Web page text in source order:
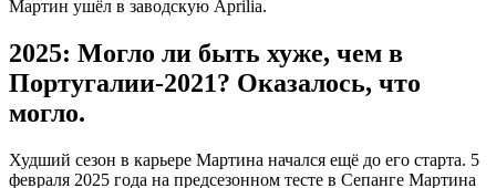
Мартин ушёл в заводскую Aprilia.
2025: Могло ли быть хуже, чем в
Португалии-2021? Оказалось, что
могло.
Худший сезон в карьере Мартина начался ещё до его старта. 5
февраля 2025 года на предсезонном тесте в Сепанге Мартина